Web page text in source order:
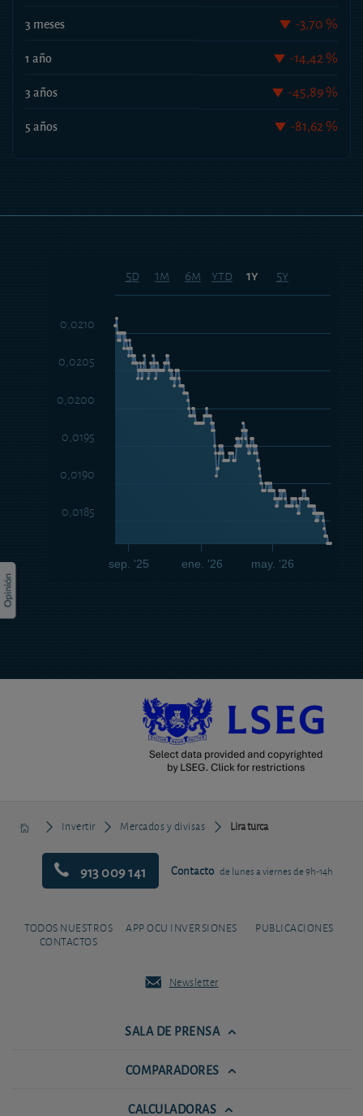
3 meses -3,70 %
1 año -14,42 %
3 años -45,89 %
5 años -81,62 %
5d 1m 6m ytd 1y 5y
ene. '26
sep. '25 may. '26
0,0185
0,0190
0,0195
0,0200
0,0205
0,0210
Invertir Mercados y divisas Lira turca
913 009 141 Contacto de lunes a viernes de 9h-14h
TODOS NUESTROS
CONTACTOS
APP OCU INVERSIONES PUBLICACIONES
Newsletter
SALA DE PRENSA
COMPARADORES
CALCULADORAS